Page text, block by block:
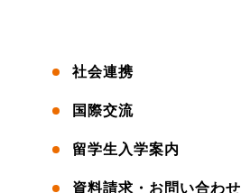
社会連携
国際交流
留学生入学案内
資料請求・お問い合わせ